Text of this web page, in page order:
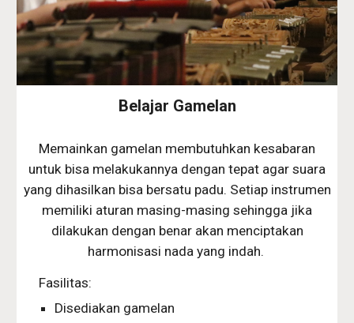
Belajar Gamelan
Memainkan gamelan membutuhkan kesabaran
untuk bisa melakukannya dengan tepat agar suara
yang dihasilkan bisa bersatu padu. Setiap instrumen
memiliki aturan masing-masing sehingga jika
dilakukan dengan benar akan menciptakan
harmonisasi nada yang indah.
Fasilitas:
Disediakan gamelan